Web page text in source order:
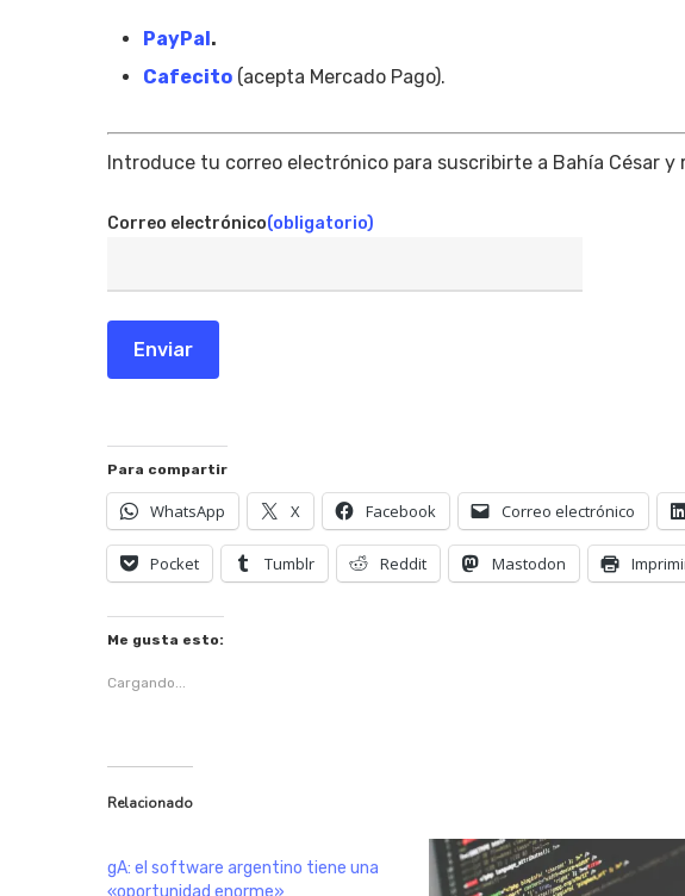
PayPal.
Cafecito (acepta Mercado Pago).
Introduce tu correo electrónico para suscribirte a Bahía César y
Correo electrónico(obligatorio)
Enviar
Para compartir
WhatsApp X Facebook Correo electrónico
Pocket Tumblr Reddit Mastodon
Me gusta esto:
Cargando...
Relacionado
gA: el software argentino tiene una
«oportunidad enorme»